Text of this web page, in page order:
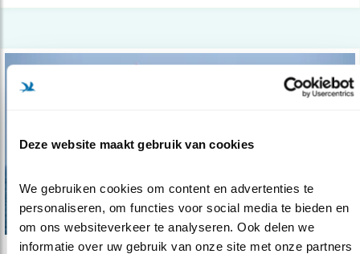
Deze website maakt gebruik van cookies
We gebruiken cookies om content en advertenties te
personaliseren, om functies voor social media te bieden en
om ons websiteverkeer te analyseren. Ook delen we
informatie over uw gebruik van onze site met onze partners